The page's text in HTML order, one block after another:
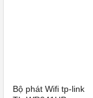
Bộ phát Wifi tp-link